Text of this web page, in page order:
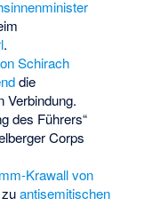
.
Schirach
die
Verbindung.
des Führers“
Corps
Krawall von
antisemitischen